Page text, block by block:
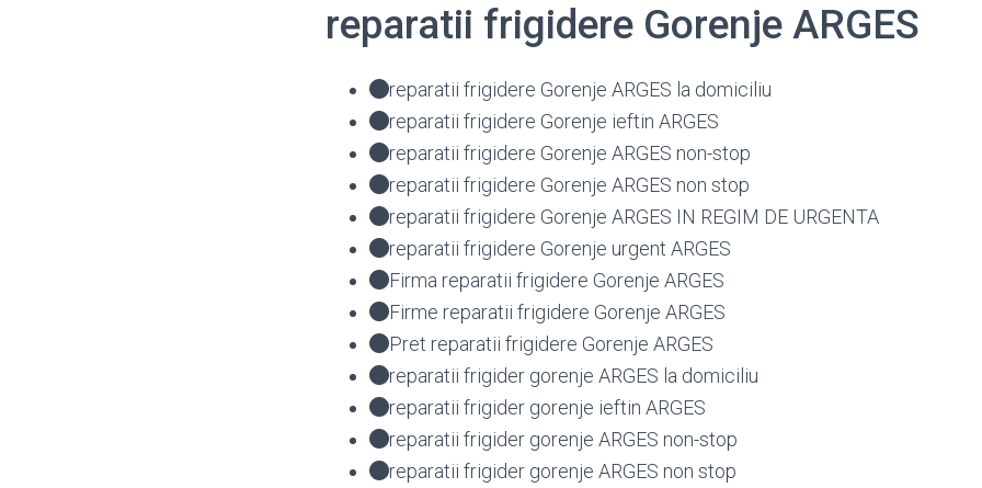
reparatii frigidere Gorenje ARGES
reparatii frigidere Gorenje ARGES la domiciliu
reparatii frigidere Gorenje ieftin ARGES
reparatii frigidere Gorenje ARGES non-stop
reparatii frigidere Gorenje ARGES non stop
reparatii frigidere Gorenje ARGES IN REGIM DE URGENTA
reparatii frigidere Gorenje urgent ARGES
Firma reparatii frigidere Gorenje ARGES
Firme reparatii frigidere Gorenje ARGES
Pret reparatii frigidere Gorenje ARGES
reparatii frigider gorenje ARGES la domiciliu
reparatii frigider gorenje ieftin ARGES
reparatii frigider gorenje ARGES non-stop
reparatii frigider gorenje ARGES non stop